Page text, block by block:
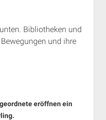
Bibliotheken und
und ihre
eröffnen ein